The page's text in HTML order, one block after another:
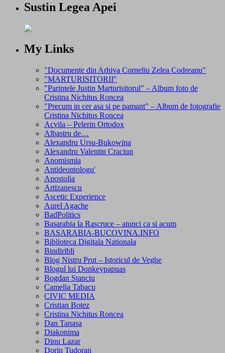
Sustin Legea Apei
My Links
"Documente din Arhiva Corneliu Zelea Codreanu"
"MARTURISITORII"
"Parintele Justin Marturisitorul" – Album foto de
Cristina Nichitus Roncea
"Precum in cer asa si pe pamant" – Album de fotografie
Cristina Nichitus Roncea
Acvila – Pelerin Ortodox
Albastru de…
Alexandru Ursu-Bukowina
Alexandru Valentin Craciun
Anomismia
Antideontologu'
Apostolia
Artizanescu
Ascetic Experience
Aurel Agache
BadPolitics
Basarabia la Rascruce – atunci ca si acum
BASARABIA-BUCOVINA.INFO
Biblioteca Digitala Nationala
Bindiribli
Blog Nistru Prut – Istoricul de Veghe
Blogul lui Donkeypapuas
Bogdan Stanciu
Camelia Tabacu
CIVIC MEDIA
Cristian Botez
Cristina Nichitus Roncea
Dan Tanasa
Diakonima
Dinu Lazar
Dorin Tudoran